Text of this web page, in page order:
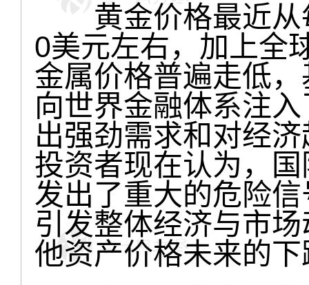
黄金价格最近从
0美元左右，加上全
金属价格普遍走低
向世界金融体系注
出强劲需求和对经
投资者现在认为，
发出了重大的危险
引发整体经济与市
他资产价格未来的